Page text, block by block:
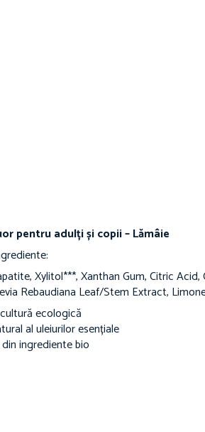
pentru adulți și copii – Lămâie
Xylitol***, Xanthan Gum, Citric Acid,
Rebaudiana Leaf/Stem Extract,
ecologică
al uleiurilor esențiale
ingrediente bio